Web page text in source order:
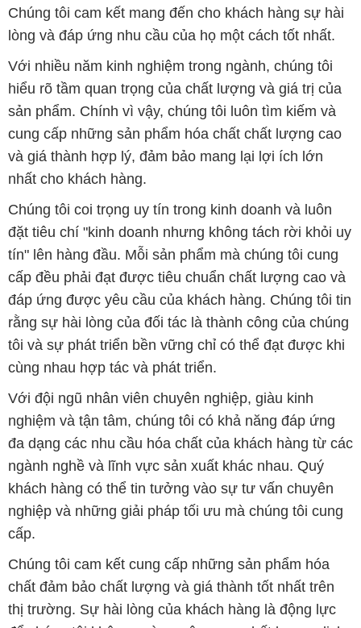
Chúng tôi cam kết mang đến cho khách hàng sự hài
lòng và đáp ứng nhu cầu của họ một cách tốt nhất.
Với nhiều năm kinh nghiệm trong ngành, chúng tôi
hiểu rõ tầm quan trọng của chất lượng và giá trị của
sản phẩm. Chính vì vậy, chúng tôi luôn tìm kiếm và
cung cấp những sản phẩm hóa chất chất lượng cao
và giá thành hợp lý, đảm bảo mang lại lợi ích lớn
nhất cho khách hàng.
Chúng tôi coi trọng uy tín trong kinh doanh và luôn
đặt tiêu chí "kinh doanh nhưng không tách rời khỏi uy
tín" lên hàng đầu. Mỗi sản phẩm mà chúng tôi cung
cấp đều phải đạt được tiêu chuẩn chất lượng cao và
đáp ứng được yêu cầu của khách hàng. Chúng tôi tin
rằng sự hài lòng của đối tác là thành công của chúng
tôi và sự phát triển bền vững chỉ có thể đạt được khi
cùng nhau hợp tác và phát triển.
Với đội ngũ nhân viên chuyên nghiệp, giàu kinh
nghiệm và tận tâm, chúng tôi có khả năng đáp ứng
đa dạng các nhu cầu hóa chất của khách hàng từ các
ngành nghề và lĩnh vực sản xuất khác nhau. Quý
khách hàng có thể tin tưởng vào sự tư vấn chuyên
nghiệp và những giải pháp tối ưu mà chúng tôi cung
cấp.
Chúng tôi cam kết cung cấp những sản phẩm hóa
chất đảm bảo chất lượng và giá thành tốt nhất trên
thị trường. Sự hài lòng của khách hàng là động lực